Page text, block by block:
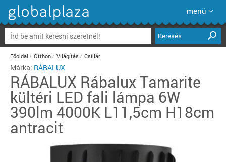
menü
Keresés
Főoldal Otthon Világítás Csillár
Márka: RÁBALUX
RÁBALUX Rábalux Tamarite
kültéri LED fali lámpa 6W
390lm 4000K L11,5cm H18cm
antracit